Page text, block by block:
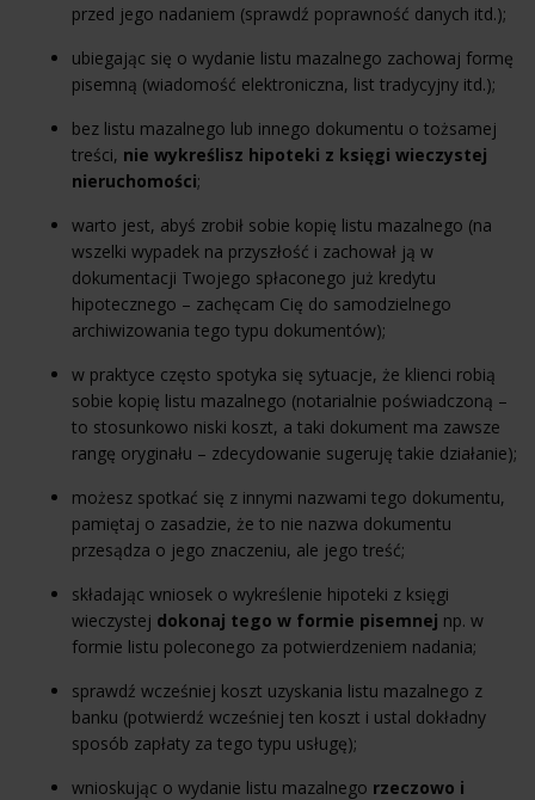
przed jego nadaniem (sprawdź poprawność danych itd.);
ubiegając się o wydanie listu mazalnego zachowaj formę
pisemną (wiadomość elektroniczna, list tradycyjny itd.);
bez listu mazalnego lub innego dokumentu o tożsamej
treści, nie wykreślisz hipoteki z księgi wieczystej
nieruchomości;
warto jest, abyś zrobił sobie kopię listu mazalnego (na
wszelki wypadek na przyszłość i zachował ją w
dokumentacji Twojego spłaconego już kredytu
hipotecznego – zachęcam Cię do samodzielnego
archiwizowania tego typu dokumentów);
w praktyce często spotyka się sytuacje, że klienci robią
sobie kopię listu mazalnego (notarialnie poświadczoną –
to stosunkowo niski koszt, a taki dokument ma zawsze
rangę oryginału – zdecydowanie sugeruję takie działanie);
możesz spotkać się z innymi nazwami tego dokumentu,
pamiętaj o zasadzie, że to nie nazwa dokumentu
przesądza o jego znaczeniu, ale jego treść;
składając wniosek o wykreślenie hipoteki z księgi
wieczystej dokonaj tego w formie pisemnej np. w
formie listu poleconego za potwierdzeniem nadania;
sprawdź wcześniej koszt uzyskania listu mazalnego z
banku (potwierdź wcześniej ten koszt i ustal dokładny
sposób zapłaty za tego typu usługę);
wnioskując o wydanie listu mazalnego rzeczowo i